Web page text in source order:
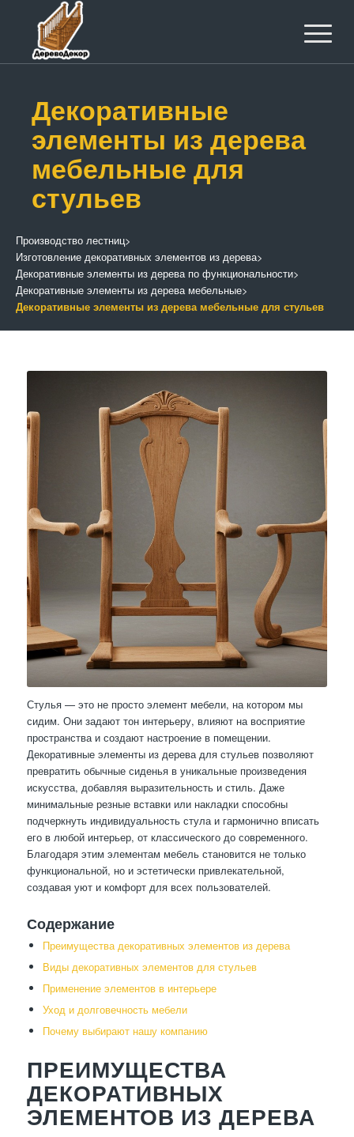
Декоративные
элементы из дерева
мебельные для
стульев
Производство лестниц>
Изготовление декоративных элементов из дерева>
Декоративные элементы из дерева по функциональности>
Декоративные элементы из дерева мебельные>
Декоративные элементы из дерева мебельные для стульев
Стулья — это не просто элемент мебели, на котором мы
сидим. Они задают тон интерьеру, влияют на восприятие
пространства и создают настроение в помещении.
Декоративные элементы из дерева для стульев позволяют
превратить обычные сиденья в уникальные произведения
искусства, добавляя выразительность и стиль. Даже
минимальные резные вставки или накладки способны
подчеркнуть индивидуальность стула и гармонично вписать
его в любой интерьер, от классического до современного.
Благодаря этим элементам мебель становится не только
функциональной, но и эстетически привлекательной,
создавая уют и комфорт для всех пользователей.
Содержание
Преимущества декоративных элементов из дерева
Виды декоративных элементов для стульев
Применение элементов в интерьере
Уход и долговечность мебели
Почему выбирают нашу компанию
ПРЕИМУЩЕСТВА
ДЕКОРАТИВНЫХ
ЭЛЕМЕНТОВ ИЗ ДЕРЕВА